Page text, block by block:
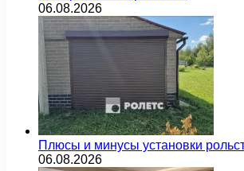
06.08.2026
Плюсы и минусы установки
06.08.2026